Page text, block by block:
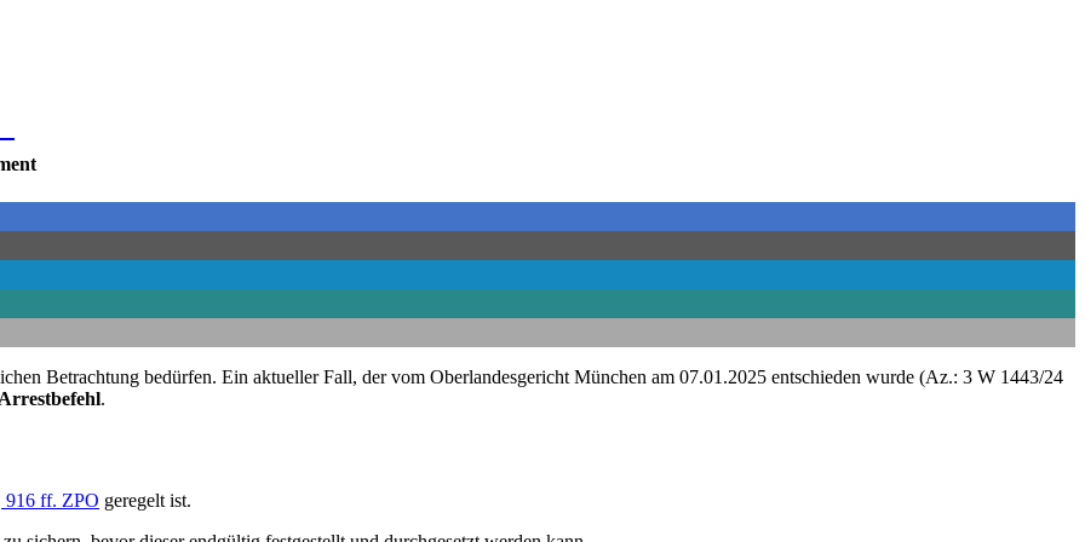
Betrachtung bedürfen. Ein aktueller Fall, der vom Oberlandesgericht München am 07.01.2025 entschieden wurde (Az.: 3 W 1443/24
Arrestbefehl.
916 ff. ZPO geregelt ist.